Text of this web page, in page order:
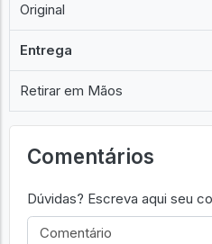
Original
Entrega
Retirar em Mãos
Comentários
Dúvidas? Escreva aqui seu